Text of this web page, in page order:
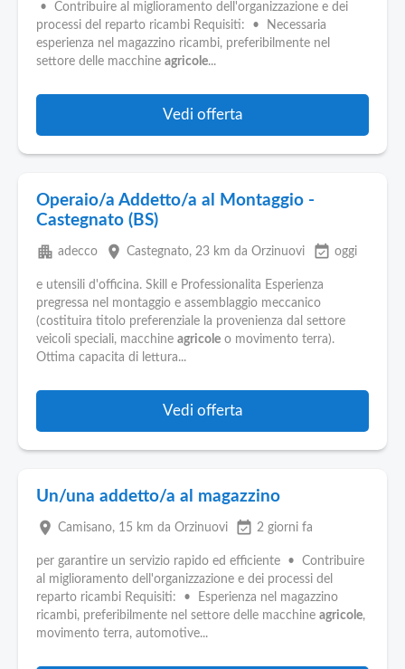
• Contribuire al miglioramento dell'organizzazione e dei
processi del reparto ricambi Requisiti: • Necessaria
esperienza nel magazzino ricambi, preferibilmente nel
settore delle macchine agricole...
Vedi offerta
Operaio/a Addetto/a al Montaggio -
Castegnato (BS)
apartment adecco place Castegnato, 23 km da Orzinuovi event_available oggi
e utensili d'officina. Skill e Professionalita Esperienza
pregressa nel montaggio e assemblaggio meccanico
(costituira titolo preferenziale la provenienza dal settore
veicoli speciali, macchine agricole o movimento terra).
Ottima capacita di lettura...
Vedi offerta
Un/una addetto/a al magazzino
place Camisano, 15 km da Orzinuovi event_available 2 giorni fa
per garantire un servizio rapido ed efficiente • Contribuire
al miglioramento dell'organizzazione e dei processi del
reparto ricambi Requisiti: • Esperienza nel magazzino
ricambi, preferibilmente nel settore delle macchine agricole,
movimento terra, automotive...